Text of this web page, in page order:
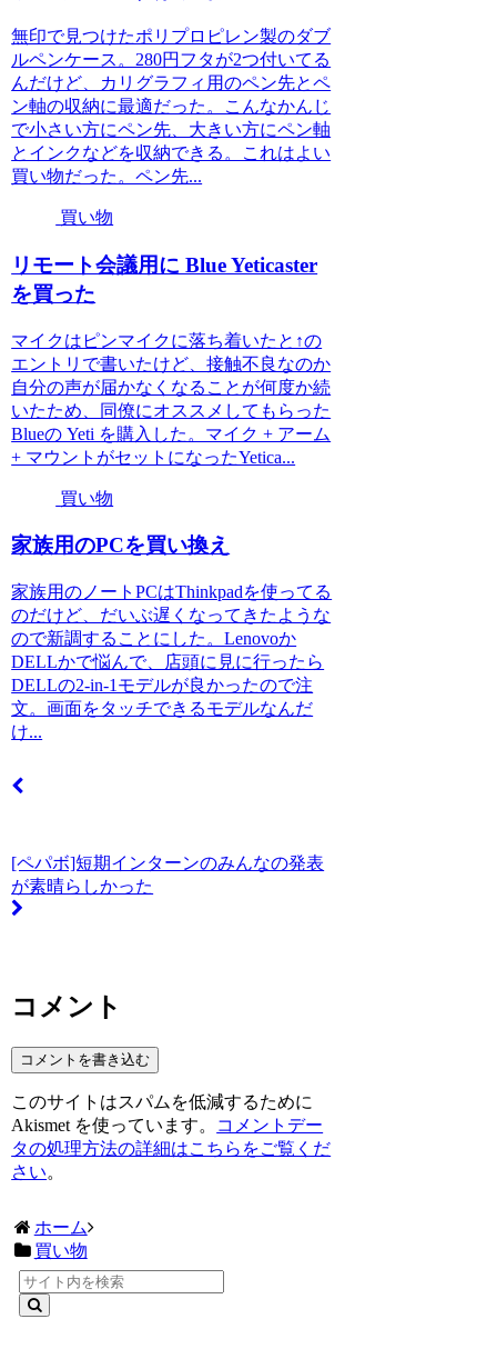
無印で見つけたポリプロピレン製のダブ
ルペンケース。280円フタが2つ付いてる
んだけど、カリグラフィ用のペン先とペ
ン軸の収納に最適だった。こんなかんじ
で小さい方にペン先、大きい方にペン軸
とインクなどを収納できる。これはよい
買い物だった。ペン先...
買い物
リモート会議用に Blue Yeticaster
を買った
マイクはピンマイクに落ち着いたと↑の
エントリで書いたけど、接触不良なのか
自分の声が届かなくなることが何度か続
いたため、同僚にオススメしてもらった
Blueの Yeti を購入した。マイク + アーム
+ マウントがセットになったYetica...
買い物
家族用のPCを買い換え
家族用のノートPCはThinkpadを使ってる
のだけど、だいぶ遅くなってきたような
ので新調することにした。Lenovoか
DELLかで悩んで、店頭に見に行ったら
DELLの2-in-1モデルが良かったので注
文。画面をタッチできるモデルなんだ
け...
[ペパボ]短期インターンのみんなの発表
が素晴らしかった
コメント
コメントを書き込む
このサイトはスパムを低減するために
Akismet を使っています。
コメントデー
タの処理方法の詳細はこちらをご覧くだ
さい。
ホーム
買い物